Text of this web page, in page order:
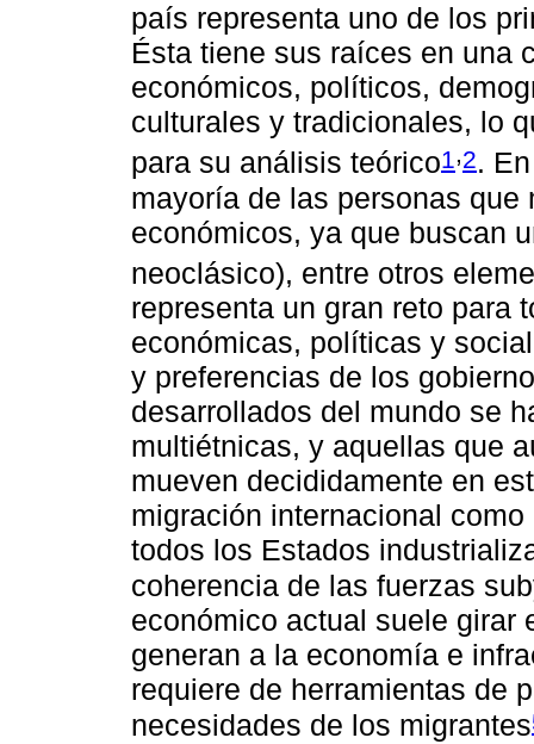
país representa uno de los
Ésta tiene sus raíces en una
económicos, políticos,
culturales y tradicionales, lo
para su análisis teórico1 ,2.
mayoría de las personas
económicos, ya que buscan
neoclásico), entre otros
representa un gran reto para
económicas, políticas y
y preferencias de los
desarrollados del mundo se
multiétnicas, y aquellas que
mueven decididamente en
migración internacional
todos los Estados
coherencia de las fuerzas
económico actual suele girar
generan a la economía e
requiere de herramientas de
necesidades de los migrantes